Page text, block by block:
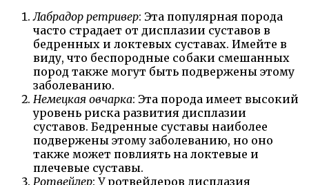
Лабрадор ретривер: Эта популярная порода
часто страдает от дисплазии суставов в
бедренных и локтевых суставах. Имейте в
виду, что беспородные собаки смешанных
пород также могут быть подвержены этому
заболеванию.
Немецкая овчарка: Эта порода имеет высокий
уровень риска развития дисплазии
суставов. Бедренные суставы наиболее
подвержены этому заболеванию, но оно
также может повлиять на локтевые и
плечевые суставы.
Ротвейлер: У ротвейлеров дисплазия